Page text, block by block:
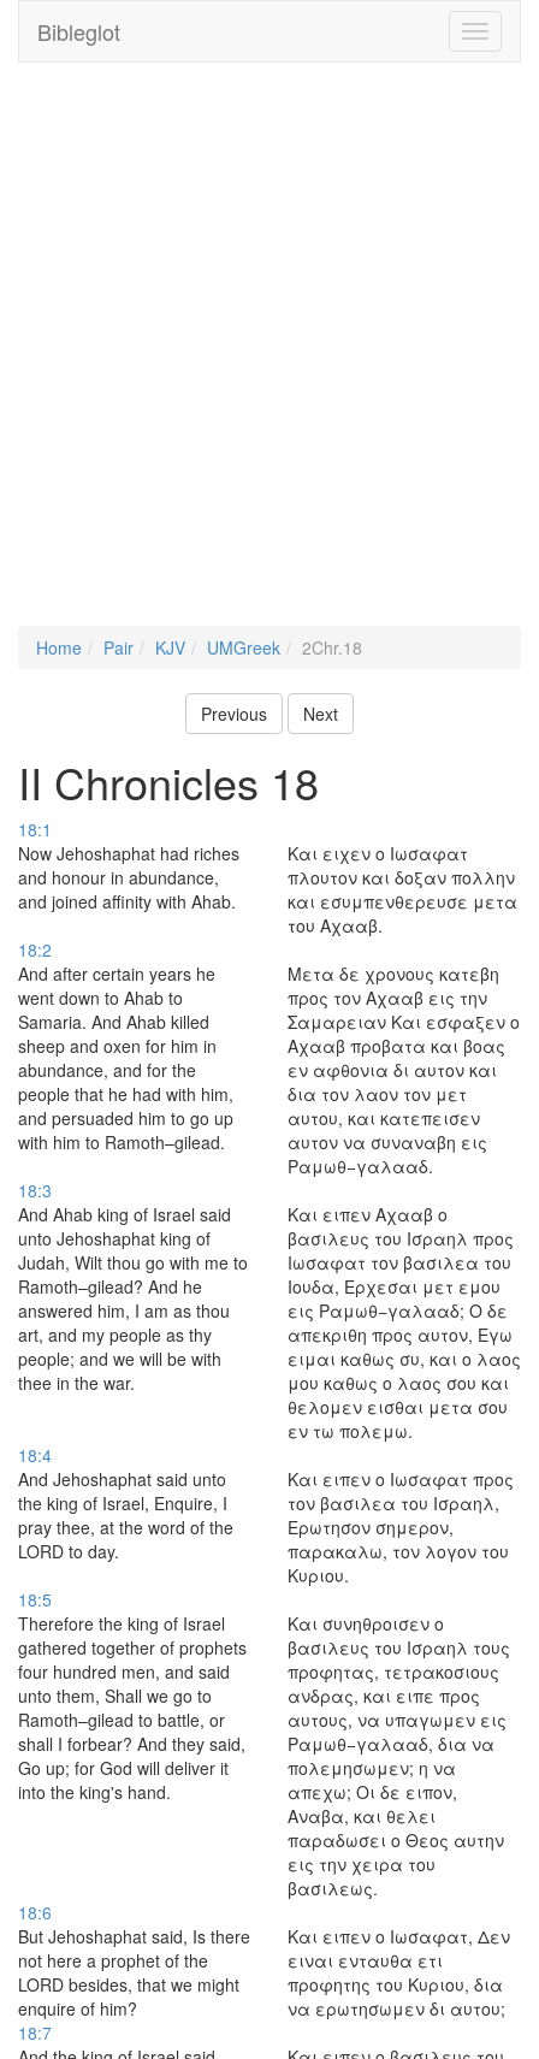
Toggle
Bibleglot
Home Pair KJV UMGreek 2Chr.18
Previous Next
II Chronicles 18
18:1
Now Jehoshaphat had riches
and honour in abundance,
and joined affinity with Ahab.
Και ειχεν ο Ιωσαφατ
πλουτον και δοξαν πολλην
και εσυμπενθερευσε μετα
του Αχααβ.
18:2
And after certain years he
went down to Ahab to
Samaria. And Ahab killed
sheep and oxen for him in
abundance, and for the
people that he had with him,
and persuaded him to go up
with him to Ramoth–gilead.
Μετα δε χρονους κατεβη
προς τον Αχααβ εις την
Σαμαρειαν Και εσφαξεν ο
Αχααβ προβατα και βοας
εν αφθονια δι αυτον και
δια τον λαον τον μετ
αυτου, και κατεπεισεν
αυτον να συναναβη εις
Ραμωθ−γαλααδ.
18:3
And Ahab king of Israel said
unto Jehoshaphat king of
Judah, Wilt thou go with me to
Ramoth–gilead? And he
answered him, I am as thou
art, and my people as thy
people; and we will be with
thee in the war.
Και ειπεν Αχααβ ο
βασιλευς του Ισραηλ προς
Ιωσαφατ τον βασιλεα του
Ιουδα, Ερχεσαι μετ εμου
εις Ραμωθ−γαλααδ; Ο δε
απεκριθη προς αυτον, Εγω
ειμαι καθως συ, και ο λαος
μου καθως ο λαος σου και
θελομεν εισθαι μετα σου
εν τω πολεμω.
18:4
And Jehoshaphat said unto
the king of Israel, Enquire, I
pray thee, at the word of the
LORD to day.
Και ειπεν ο Ιωσαφατ προς
τον βασιλεα του Ισραηλ,
Ερωτησον σημερον,
παρακαλω, τον λογον του
Κυριου.
18:5
Therefore the king of Israel
gathered together of prophets
four hundred men, and said
unto them, Shall we go to
Ramoth–gilead to battle, or
shall I forbear? And they said,
Go up; for God will deliver it
into the king's hand.
Και συνηθροισεν ο
βασιλευς του Ισραηλ τους
προφητας, τετρακοσιους
ανδρας, και ειπε προς
αυτους, να υπαγωμεν εις
Ραμωθ−γαλααδ, δια να
πολεμησωμεν; η να
απεχω; Οι δε ειπον,
Αναβα, και θελει
παραδωσει ο Θεος αυτην
εις την χειρα του
βασιλεως.
18:6
But Jehoshaphat said, Is there
not here a prophet of the
LORD besides, that we might
enquire of him?
Και ειπεν ο Ιωσαφατ, Δεν
ειναι ενταυθα ετι
προφητης του Κυριου, δια
να ερωτησωμεν δι αυτου;
18:7